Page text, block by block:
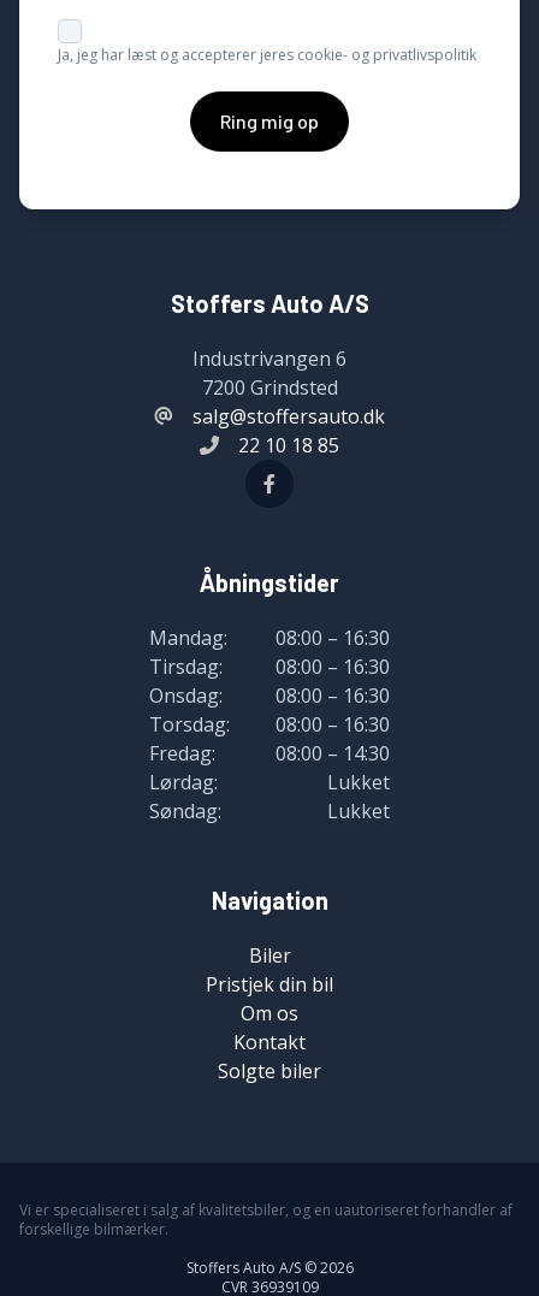
Ja, jeg har læst og accepterer jeres cookie- og privatlivspolitik
Ring mig op
Stoffers Auto A/S
Industrivangen 6
7200 Grindsted
salg@stoffersauto.dk
22 10 18 85
Åbningstider
Mandag:
08:00 – 16:30
Tirsdag:
08:00 – 16:30
Onsdag:
08:00 – 16:30
Torsdag:
08:00 – 16:30
Fredag:
08:00 – 14:30
Lørdag:
Lukket
Søndag:
Lukket
Navigation
Biler
Pristjek din bil
Om os
Kontakt
Solgte biler
Vi er specialiseret i salg af kvalitetsbiler, og en uautoriseret forhandler af
forskellige bilmærker.
Stoffers Auto A/S © 2026
CVR 36939109